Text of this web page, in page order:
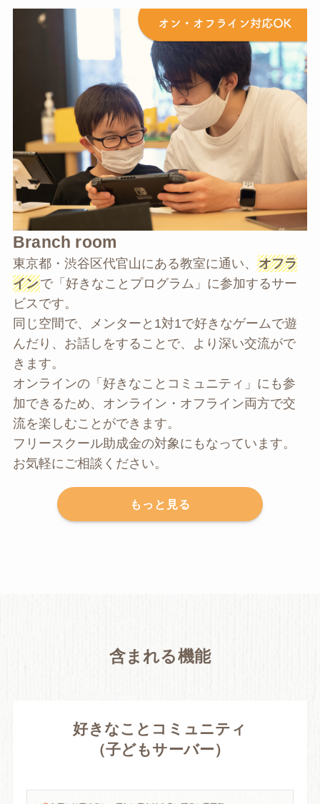
Branch room
東京都・渋谷区代官山にある教室に通い、 オフラ
インで「好きなことプログラム」に参加するサー
ビスです。
同じ空間で、メンターと1対1で好きなゲームで遊
んだり、お話しをすることで、より深い交流がで
きます。
オンラインの「好きなことコミュニティ」にも参
加できるため、オンライン・オフライン両方で交
流を楽しむことができます。
フリースクール助成金の対象にもなっています。
お気軽にご相談ください。
もっと見る
含まれる機能
好きなことコミュニティ
（子どもサーバー）